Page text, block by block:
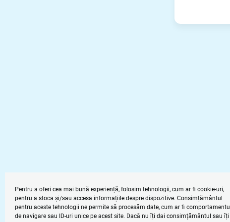
Pentru a oferi cea mai bună experiență, folosim tehnologii, cum ar fi cookie-uri,
pentru a stoca și/sau accesa informațiile despre dispozitive. Consimțământul
pentru aceste tehnologii ne permite să procesăm date, cum ar fi comportamentul
de navigare sau ID-uri unice pe acest site. Dacă nu îți dai consimțământul sau îți